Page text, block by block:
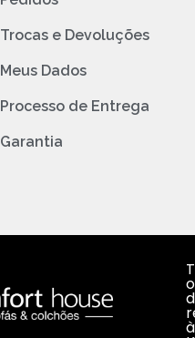
Trocas e Devoluções
Meus Dados
Processo de Entrega
Garantia
à